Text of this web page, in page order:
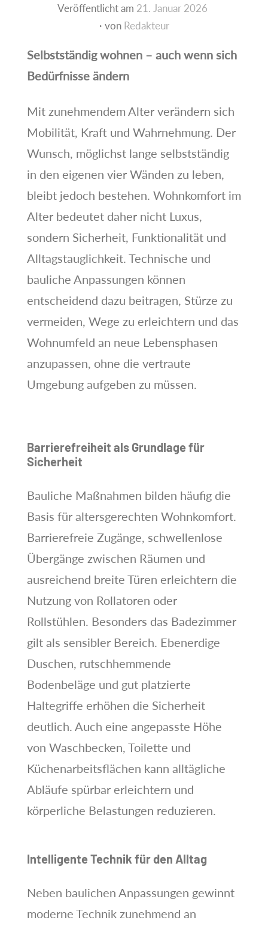
Veröffentlicht am 21. Januar 2026
von Redakteur
Selbstständig wohnen – auch wenn sich
Bedürfnisse ändern
Mit zunehmendem Alter verändern sich
Mobilität, Kraft und Wahrnehmung. Der
Wunsch, möglichst lange selbstständig
in den eigenen vier Wänden zu leben,
bleibt jedoch bestehen. Wohnkomfort im
Alter bedeutet daher nicht Luxus,
sondern Sicherheit, Funktionalität und
Alltagstauglichkeit. Technische und
bauliche Anpassungen können
entscheidend dazu beitragen, Stürze zu
vermeiden, Wege zu erleichtern und das
Wohnumfeld an neue Lebensphasen
anzupassen, ohne die vertraute
Umgebung aufgeben zu müssen.
Barrierefreiheit als Grundlage für
Sicherheit
Bauliche Maßnahmen bilden häufig die
Basis für altersgerechten Wohnkomfort.
Barrierefreie Zugänge, schwellenlose
Übergänge zwischen Räumen und
ausreichend breite Türen erleichtern die
Nutzung von Rollatoren oder
Rollstühlen. Besonders das Badezimmer
gilt als sensibler Bereich. Ebenerdige
Duschen, rutschhemmende
Bodenbeläge und gut platzierte
Haltegriffe erhöhen die Sicherheit
deutlich. Auch eine angepasste Höhe
von Waschbecken, Toilette und
Küchenarbeitsflächen kann alltägliche
Abläufe spürbar erleichtern und
körperliche Belastungen reduzieren.
Intelligente Technik für den Alltag
Neben baulichen Anpassungen gewinnt
moderne Technik zunehmend an